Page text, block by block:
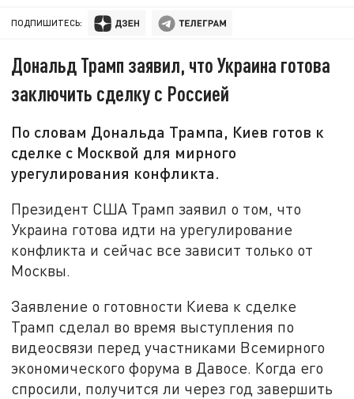
ПОДПИШИТЕСЬ:
Дональд Трамп заявил, что Украина готова
заключить сделку с Россией
По словам Дональда Трампа, Киев готов к
сделке с Москвой для мирного
урегулирования конфликта.
Президент США Трамп заявил о том, что
Украина готова идти на урегулирование
конфликта и сейчас все зависит только от
Москвы.
Заявление о готовности Киева к сделке
Трамп сделал во время выступления по
видеосвязи перед участниками Всемирного
экономического форума в Давосе. Когда его
спросили, получится ли через год завершить